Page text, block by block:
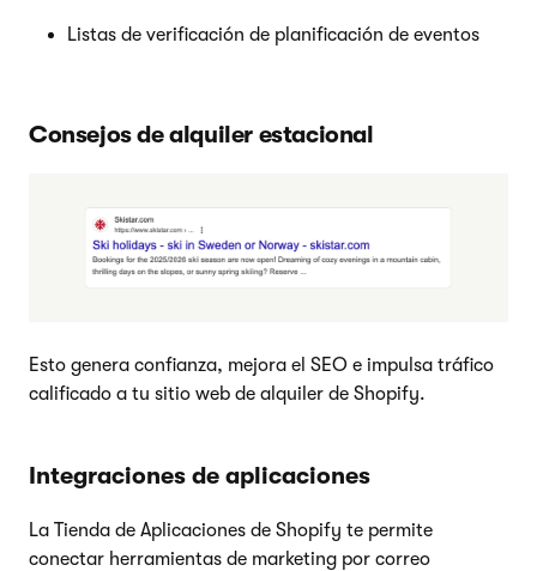
Listas de verificación de planificación de eventos
Consejos de alquiler estacional
Esto genera confianza, mejora el SEO e impulsa tráfico
calificado a tu sitio web de alquiler de Shopify.
Integraciones de aplicaciones
La Tienda de Aplicaciones de Shopify te permite
conectar herramientas de marketing por correo